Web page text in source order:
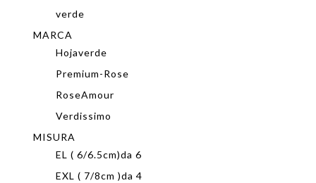
verde
MARCA
Hojaverde
Premium-Rose
RoseAmour
Verdissimo
MISURA
EL ( 6/6.5cm)da 6
EXL ( 7/8cm )da 4